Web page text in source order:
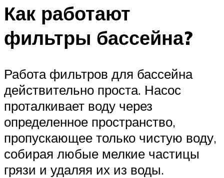
Как работают
фильтры бассейна?
Работа фильтров для бассейна
действительно проста. Насос
проталкивает воду через
определенное пространство,
пропускающее только чистую воду,
собирая любые мелкие частицы
грязи и удаляя их из воды.